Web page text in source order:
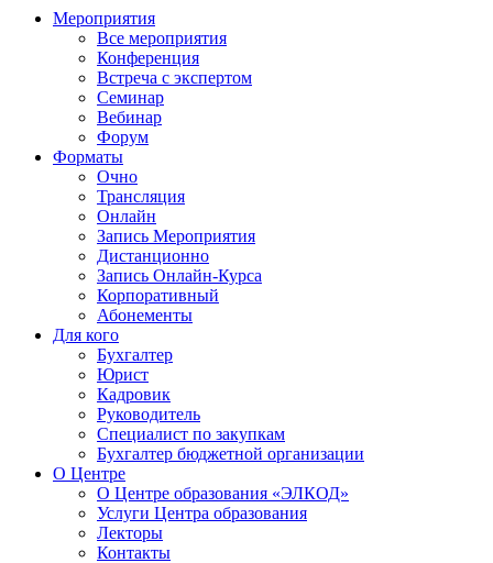
Мероприятия
Все мероприятия
Конференция
Встреча с экспертом
Семинар
Вебинар
Форум
Форматы
Очно
Трансляция
Онлайн
Запись Мероприятия
Дистанционно
Запись Онлайн-Курса
Корпоративный
Абонементы
Для кого
Бухгалтер
Юрист
Кадровик
Руководитель
Специалист по закупкам
Бухгалтер бюджетной организации
О Центре
О Центре образования «ЭЛКОД»
Услуги Центра образования
Лекторы
Контакты